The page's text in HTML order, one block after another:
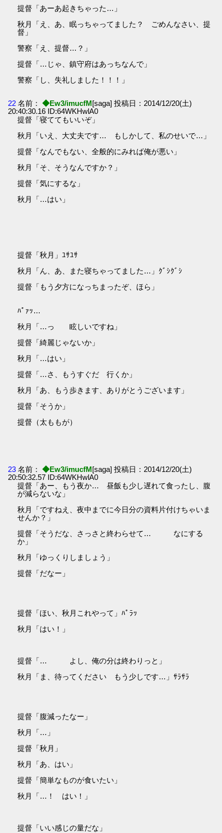
提督「あーあ起きちゃった…」
秋月「え、あ、眠っちゃってました？ ごめんなさい、提
督」
警察「え、提督…？」
提督「…じゃ、鎮守府はあっちなんで」
警察「し、失礼しました！！！」
22 名前： ◆Ew3/imucfM[saga] 投稿日：2014/12/20(土)
20:40:30.16 ID:64WKHwlA0
提督「寝ててもいいぞ」
秋月「いえ、大丈夫です… もしかして、私のせいで…」
提督「なんでもない、全般的にみれば俺が悪い」
秋月「そ、そうなんですか？」
提督「気にするな」
秋月「…はい」
提督「秋月」ﾕｻﾕｻ
秋月「ん、あ、また寝ちゃってました…」ｸﾞｼｸﾞｼ
提督「もう夕方になっちまったぞ、ほら」
ﾊﾟｧｯ…
秋月「…っ 眩しいですね」
提督「綺麗じゃないか」
秋月「…はい」
提督「…さ、もうすぐだ 行くか」
秋月「あ、もう歩きます、ありがとうございます」
提督「そうか」
提督（太ももが）
23 名前： ◆Ew3/imucfM[saga] 投稿日：2014/12/20(土)
20:50:32.57 ID:64WKHwlA0
提督「あー、もう夜か… 昼飯も少し遅れて食ったし、腹
が減らないな」
秋月「ですねえ、夜中までに今日分の資料片付けちゃいま
せんか？」
提督「そうだな、さっさと終わらせて… なにする
か」
秋月「ゆっくりしましょう」
提督「だなー」
提督「ほい、秋月これやって」ﾊﾟﾗｯ
秋月「はい！」
提督「… よし、俺の分は終わりっと」
秋月「ま、待ってください もう少しです…」ｻﾗｻﾗ
提督「腹減ったなー」
秋月「…」
提督「秋月」
秋月「あ、はい」
提督「簡単なものが食いたい」
秋月「…！ はい！」
提督「いい感じの量だな」